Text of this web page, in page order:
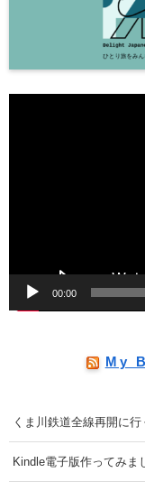
00:00
My
くま川鉄道全線再開に
Kindle電子版作ってみま